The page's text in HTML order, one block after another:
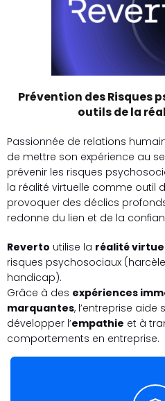
Prévention des Risques
outils de la
Passionnée de relations
de mettre son expérience au
prévenir les risques
la réalité virtuelle comme outil
provoquer des déclics
redonne du lien et de la
Reverto utilise la réalité
risques psychosociaux
handicap).
Grâce à des expériences
marquantes, l’entreprise
développer l’empathie et à
comportements en entreprise.